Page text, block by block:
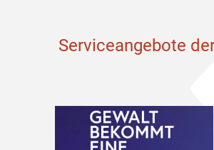
Serviceangebote